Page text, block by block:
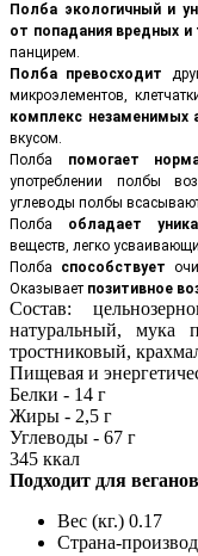
Полба экологичный и
от попадания вредных
панцирем.
Полба превосходит
микроэлементов,
комплекс незаменимых
вкусом.
Полба
помогает
употреблении полбы
углеводы полбы
Полба обладает
веществ, легко
Полба способствует
Оказывает позитивное
Состав:
натуральный, мука
тростниковый,
Пищевая и
Белки - 14 г
Жиры - 2,5 г
Углеводы - 67 г
345 ккал
Подходит для
Вес (кг.) 0.17
Страна-